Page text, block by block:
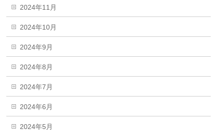
2024年11月
2024年10月
2024年9月
2024年8月
2024年7月
2024年6月
2024年5月